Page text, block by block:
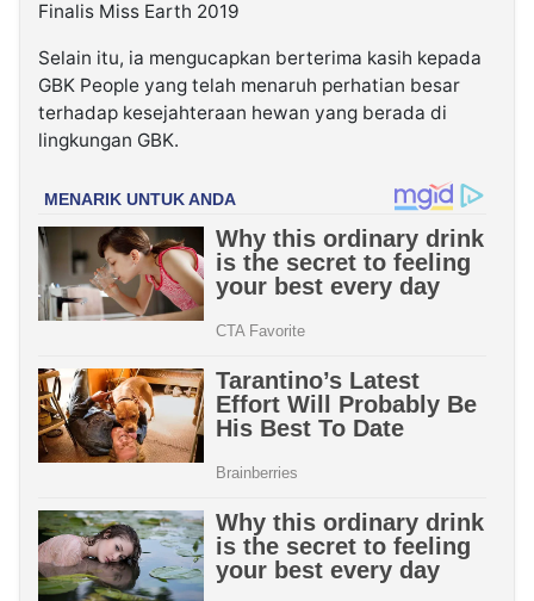
Finalis Miss Earth 2019
Selain itu, ia mengucapkan berterima kasih kepada
GBK People yang telah menaruh perhatian besar
terhadap kesejahteraan hewan yang berada di
lingkungan GBK.